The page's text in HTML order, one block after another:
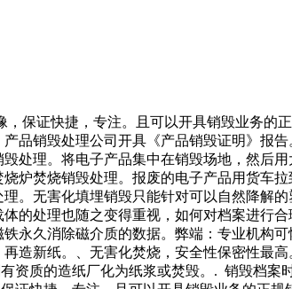
，保证快捷，专注。且可以开具销毁业务
品销毁处理公司开具《产品销毁证明》报
处理。将电子产品集中在销毁场地，然后
炉焚烧销毁处理。报废的电子产品用货车
。无害化填埋销毁只能针对可以自然降解
的处理也随之变得重视，如何对档案进
永久消除磁介质的数据。弊端：专业机构
造新纸。、无害化焚烧，安全性保密性最
资质的造纸厂化为纸浆或焚毁。. 销毁档